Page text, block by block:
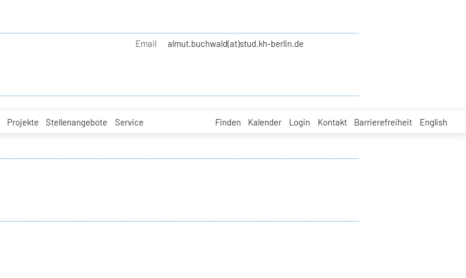
Projekte Stellenangebote Service Finden Kalender Login Kontakt Barrierefreiheit English
Email almut.buchwald(at)stud.kh-berlin.de